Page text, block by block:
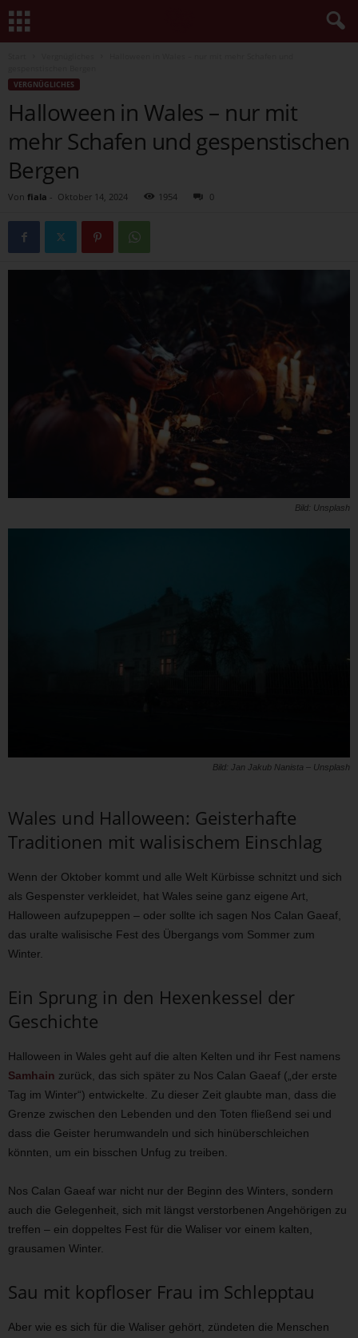
VERGNÜGLICHES
Halloween in Wales – nur mit
mehr Schafen und gespenstischen
Bergen
Von fiala - Oktober 14, 2024 1954 0
Bild: Unsplash
Bild: Jan Jakub Nanista – Unsplash
Wales und Halloween: Geisterhafte
Traditionen mit walisischem Einschlag
Wenn der Oktober kommt und alle Welt Kürbisse schnitzt und sich
als Gespenster verkleidet, hat Wales seine ganz eigene Art,
Halloween aufzupeppen – oder sollte ich sagen Nos Calan Gaeaf,
das uralte walisische Fest des Übergangs vom Sommer zum
Winter.
Ein Sprung in den Hexenkessel der
Geschichte
Halloween in Wales geht auf die alten Kelten und ihr Fest namens
Samhain zurück, das sich später zu Nos Calan Gaeaf („der erste
Tag im Winter“) entwickelte. Zu dieser Zeit glaubte man, dass die
Grenze zwischen den Lebenden und den Toten fließend sei und
dass die Geister herumwandeln und sich hinüberschleichen
könnten, um ein bisschen Unfug zu treiben.
Nos Calan Gaeaf war nicht nur der Beginn des Winters, sondern
auch die Gelegenheit, sich mit längst verstorbenen Angehörigen zu
treffen – ein doppeltes Fest für die Waliser vor einem kalten,
grausamen Winter.
Sau mit kopfloser Frau im Schlepptau
Aber wie es sich für die Waliser gehört, zündeten die Menschen